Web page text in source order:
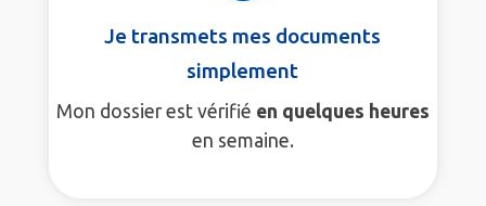
Je transmets mes documents
simplement
Mon dossier est vérifié en quelques heures
en semaine.